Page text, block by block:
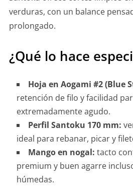
verduras, con un balance
prolongado.
¿Qué lo hace
Hoja en Aogami #2 (Blue
retención de filo y facilidad
extremadamente agudo.
Perfil Santoku 170 mm:
ideal para rebanar, picar y
Mango en nogal: tacto
premium y buen agarre
húmedas.